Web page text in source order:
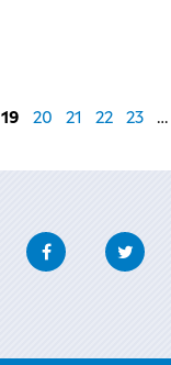
19 20 21 22 23 …
Facebook